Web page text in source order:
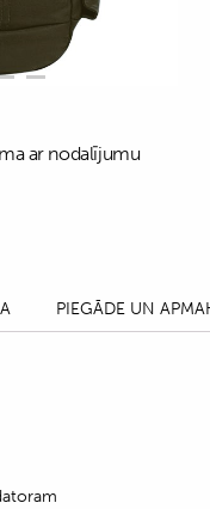
ar nodalījumu
PIEGĀDE UN